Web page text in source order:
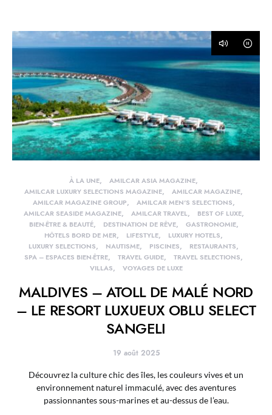
À LA UNE
AMILCAR ASIA MAGAZINE
AMILCAR LUXURY SELECTIONS MAGAZINE
AMILCAR MAGAZINE
AMILCAR MAGAZINE GROUP
AMILCAR MEN'S SELECTIONS
AMILCAR SEASIDE MAGAZINE
AMILCAR TRAVEL
BEST OF LUXE
BIEN-ÊTRE & BEAUTÉ
DESTINATION DE RÊVE
GASTRONOMIE
HÔTELS BORD DE MER
LIFESTYLE
LUXURY HOTELS
LUXURY SELECTIONS
NAUTISME PISCINES
RESTAURANTS
SPA – ESPACES BIEN-ÊTRE
TRAVEL GUIDE
TRAVEL SELECTIONS
VILLAS
VOYAGES DE LUXE
MALDIVES – ATOLL DE MALÉ NORD
– LE RESORT LUXUEUX OBLU SELECT
SANGELI
19 août 2025
Découvrez la culture chic des îles, les couleurs vives et un
environnement naturel immaculé, avec des aventures
passionnantes sous-marines et au-dessus de l’eau.